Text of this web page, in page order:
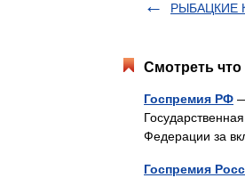
РЫБАЦКИЕ
Смотреть
Госпремия РФ
Федерации за
Госпремия